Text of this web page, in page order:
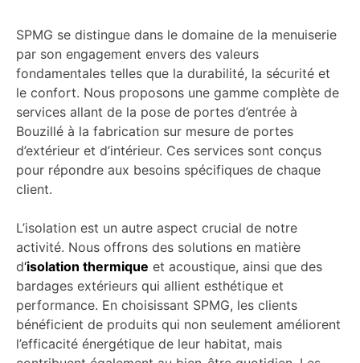
SPMG se distingue dans le domaine de la menuiserie
par son engagement envers des valeurs
fondamentales telles que la durabilité, la sécurité et
le confort. Nous proposons une gamme complète de
services allant de la pose de portes d’entrée à
Bouzillé à la fabrication sur mesure de portes
d’extérieur et d’intérieur. Ces services sont conçus
pour répondre aux besoins spécifiques de chaque
client.
L’isolation est un autre aspect crucial de notre
activité. Nous offrons des solutions en matière
d‘isolation thermique et acoustique, ainsi que des
bardages extérieurs qui allient esthétique et
performance. En choisissant SPMG, les clients
bénéficient de produits qui non seulement améliorent
l’efficacité énergétique de leur habitat, mais